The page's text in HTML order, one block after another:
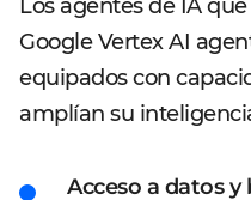
Los agentes de IA
Google Vertex AI
equipados con
amplían su
Acceso a datos y